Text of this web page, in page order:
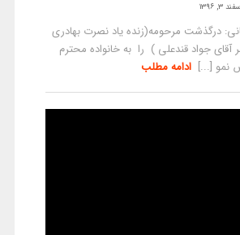
۳, ۱۳۹۶
درگذشت مرحومه(زنده یاد نصرت بهادری
آقای جواد قندعلی ) را به خانواده محترم
نمو [...] ادامه مطلب